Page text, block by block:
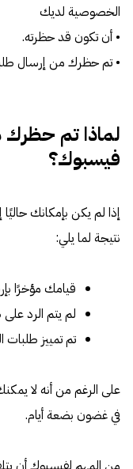
الخصوصية لديك
• أن تكون قد حظرته.
• تم حظرك من إرسال
لماذا تم
فيسبوك؟
إذا لم يكن بإمكانك
نتيجة لما يلي:
قيامك مؤخرًا
لم يتم الرد على
تم تمييز طلبات
على الرغم من أنه لا
في غضون بضعة أيام.